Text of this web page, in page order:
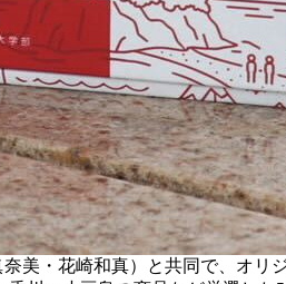
美・花崎和真）と共同で、オリ